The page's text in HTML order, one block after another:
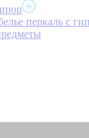
перкаль с